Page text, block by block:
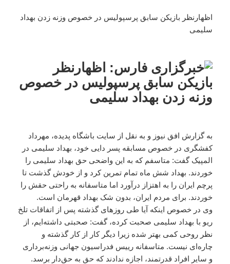
اظهارنظر بازیکن سابق پرسپولیس در خصوص وزنه زدن بهداد
سلیمی
به گزارش افق نیوز و به نقل از سایت باشگاه پدیده، مهرداد
کفشگری در خصوص مسابقه پسر دایی خود، بهداد سلیمی در
المپیک گفت: متاسفم که به این واضحی حق بهداد سلیمی را
خوردند. بهداد شش ماه تمام تمرین کرد و از خودش گذشت تا
پرچم ایران را به اهتزاز درآورد اما متاسفانه به راحتی حقش را
خوردند. برای مردم ایران، بدون شک بهداد قهرمان است.
وی در خصوص اینکه آیا طی روزهای گذشته پس از اتفاقات تلخ
ریو با بهداد سلیمی صحبت کرده، گفت: صحبتی داشته‌ایم، از
نظر روحی کمی بهتر شده زیرا دیگر کار از کار گذشته و
چاره‌ای نیست. متاسفانه رییس فدراسیون جهانی وزنه‌برداری
و سایر افراد قدرتمند، اجازه ندادند که حق به حق‌دار برسد.